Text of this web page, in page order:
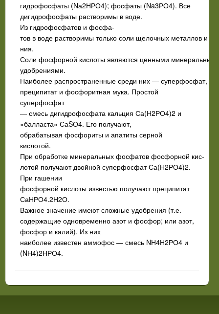
гидрофосфаты (Nа2НРО4); фосфаты (Na3РО4). Все
дигидрофосфаты растворимы в воде.
Из гидрофосфатов и фосфа­
тов в воде растворимы только соли щелочных металлов и
ния.
Соли фосфорной кислоты являются ценными
удобрениями.
Наиболее распространенные среди них — суперфосфат,
преципитат и фосфоритная мука. Простой
суперфосфат
— смесь дигидрофосфата кальция Са(Н2РО4)2 и
«балласта» СаSО4. Его получают,
обрабатывая фосфориты и апатиты серной
кислотой.
При обработке минеральных фосфатов фосфорной кис­
лотой получают двойной суперфосфат Са(Н2РО4)2.
При гашении
фосфорной кислоты известью получают преципитат
СаНРО4.2Н2О.
Важное значение имеют сложные удобрения (т.е.
содержащие одновременно азот и фосфор; или азот,
фосфор и калий). Из них
наиболее известен аммофос — смесь NН4Н2РО4 и
(NН4)2НРО4.